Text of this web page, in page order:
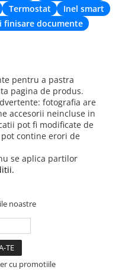
Termostat
Inel smart
finisare documente
pentru a pastra
pagina de produs.
fotografia are
accesorii neincluse in
pot fi modificate de
contine erori de
se aplica partilor
noastre
cu promotiile